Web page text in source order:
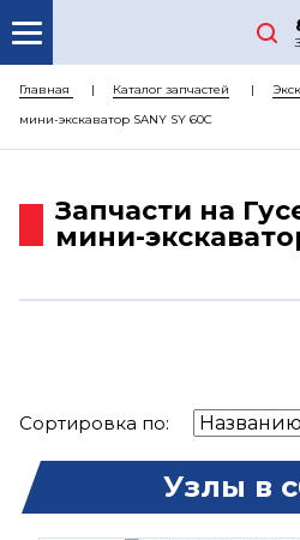
О НАС
КАТАЛОГ
Главная Каталог запчастей
мини-экскаватор SANY SY 60C
Запчасти на
мини-
Сортировка по:
Узлы в